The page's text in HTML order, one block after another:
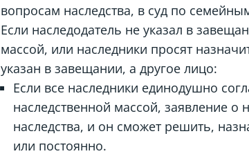
вопросам наследства, в суд по
Если наследодатель не указал в
массой, или наследники просят
указан в завещании, а другое лицо:
Если все наследники единодушно
наследственной массой, заявление о
наследства, и он сможет решить,
или постоянно.